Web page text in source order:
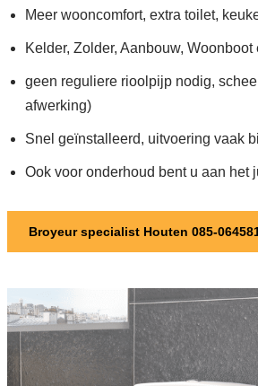
Meer wooncomfort, extra toilet,
Kelder, Zolder, Aanbouw, Woonboot
geen reguliere rioolpijp nodig,
afwerking)
Snel geïnstalleerd, uitvoering vaak
Ook voor onderhoud bent u aan het
Broyeur specialist Houten 085-